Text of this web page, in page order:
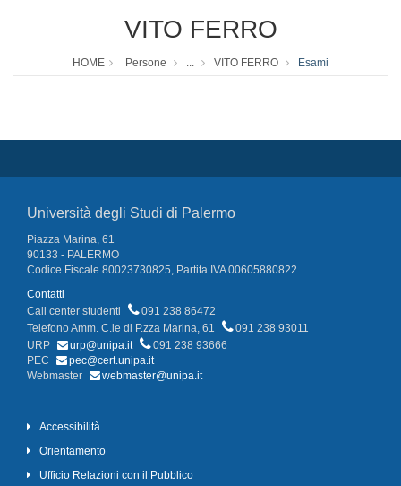
VITO FERRO
HOME Persone ... VITO FERRO Esami
Università degli Studi di Palermo
Piazza Marina, 61
90133 - PALERMO
Codice Fiscale 80023730825, Partita IVA 00605880822
Contatti
Call center studenti
091 238 86472
Telefono Amm. C.le di P.zza Marina, 61
091 238 93011
URP
urp@unipa.it
091 238 93666
PEC
pec@cert.unipa.it
Webmaster
webmaster@unipa.it
Accessibilità
Orientamento
Ufficio Relazioni con il Pubblico